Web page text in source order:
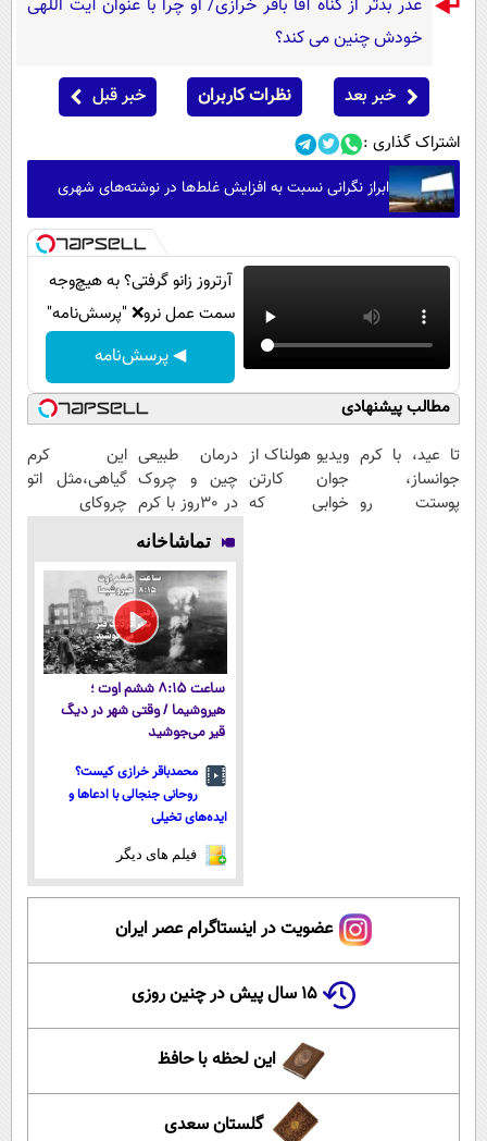
عذر بدتر از گناه آقا باقر خرازی/ او چرا با عنوان آیت اللهی
خودش چنین می کند؟
خبر بعد نظرات کاربران خبر قبل
اشتراک گذاری :
ابراز نگرانی نسبت به افزایش غلط‌ها در نوشته‌های شهری
آرتروز زانو گرفتی؟ به هیچ‌وجه
سمت عمل نرو❌ "پرسش‌نامه"
◀ پرسش‌نامه
مطالب پیشنهادی
تا عید، با کرم
جوانساز،
پوستت رو
ویدیو هولناک از
جوان کارتن
خوابی که
درمان طبیعی
چین و چروک
در 30روز با کرم
جوانساز
آلمانی(45%تخفیف)
این کرم
گیاهی،مثل اتو
چروکای
تماشاخانه
ساعت ۸:۱۵ ششم اوت ؛
هیروشیما / وقتی شهر در دیگ
قیر می‌جوشید
محمدباقر خرازی کیست؟
روحانی جنجالی با ادعاها و
ایده‌های تخیلی
فیلم های دیگر
عضویت در اینستاگرام عصر ایران
۱۵ سال پیش در چنین روزی
این لحظه با حافظ
گلستان سعدی